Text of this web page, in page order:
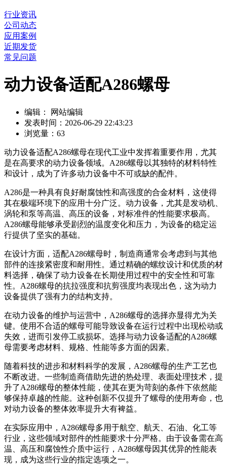
行业资讯
公司动态
应用案例
近期发货
常见问题
动力设备适配A286螺母
编辑： 网站编辑
发表时间：2026-06-29 22:43:23
浏览量：63
动力设备适配A286螺母在现代工业中发挥着重要作用，尤其
是在高要求的动力设备领域。A286螺母以其独特的材料特性
和设计，成为了许多动力设备中不可或缺的配件。
A286是一种具有良好耐腐蚀性和高强度的合金材料，这使得
其在极端环境下的应用十分广泛。动力设备，尤其是发动机、
涡轮和泵等高温、高压的设备，对标准件的性能要求极高。
A286螺母能够承受剧烈的温度变化和压力，为设备的稳定运
行提供了坚实的基础。
在设计方面，适配A286螺母时，制造商通常会考虑到与其他
部件的连接紧密度和耐用性。通过精确的螺纹设计和优质的材
料选择，确保了动力设备在长期使用过程中的安全性和可靠
性。A286螺母的抗拉强度和抗剪强度均表现出色，这为动力
设备提供了强有力的结构支持。
在动力设备的维护与运营中，A286螺母的选择亦显得尤为关
键。使用不合适的螺母可能导致设备在运行过程中出现松动或
失效，进而引发停工或损坏。选择与动力设备适配的A286螺
母需要考虑材料、规格、性能等多方面的因素。
随着科技的进步和材料科学的发展，A286螺母的生产工艺也
不断改进。一些制造商借助先进的热处理、表面处理技术，提
升了A286螺母的整体性能，使其在更为苛刻的条件下依然能
够保持卓越的性能。这种创新不仅提升了螺母的使用寿命，也
对动力设备的整体效率提升大有裨益。
在实际应用中，A286螺母多用于航空、航天、石油、化工等
行业，这些领域对部件的性能要求十分严格。由于设备需在高
温、高压和腐蚀性介质中运行，A286螺母因其优异的性能表
现，成为这些行业的指定选项之一。